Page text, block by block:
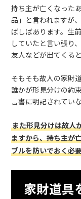
持ち主が亡くなった
品」と言われますが
ばしばあります。生
していたと言い張り
友人などが出てくる
そもそも故人の家財
誰かが形見分けの約
言書に明記されてい
また形見分けは故人
ますから、持ち主が
ブルを防いでおく必
家財道具